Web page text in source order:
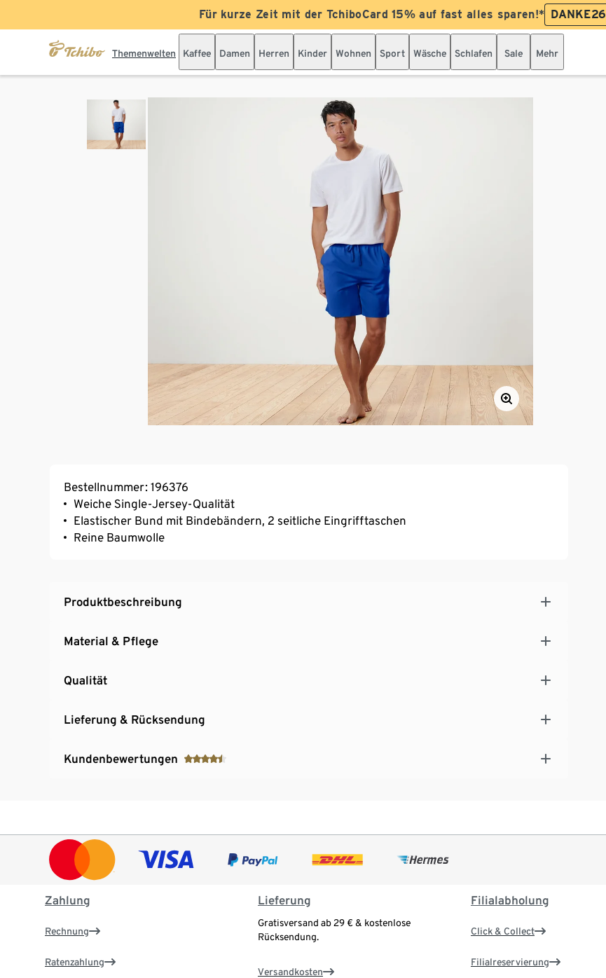
Für kurze Zeit mit der TchiboCard 15% auf fast alles sparen!* DANKE26
Themenwelten Kaffee Damen Herren Kinder Wohnen Sport Wäsche Schlafen Sale Mehr
Bestellnummer: 196376
Weiche Single-Jersey-Qualität
Elastischer Bund mit Bindebändern, 2 seitliche Eingrifftaschen
Reine Baumwolle
Produktbeschreibung
Material & Pflege
Qualität
Lieferung & Rücksendung
Kundenbewertungen
Zahlung
Rechnung
Ratenzahlung
Lieferung
Gratisversand ab 29 € & kostenlose
Rücksendung.
Versandkosten
Filialabholung
Click & Collect
Filialreservierung